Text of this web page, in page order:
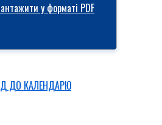
у форматі PDF
ДО КАЛЕНДАРЮ